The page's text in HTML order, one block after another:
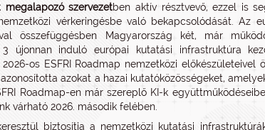
megalapozó szervezetben aktív résztvevő, ezzel is
vérkeringésbe való bekapcsolódását. Az
összefüggésben Magyarország két, már
induló európai kutatási infrastruktúra
os ESFRI Roadmap nemzetközi előkészületeivel
azokat a hazai kutatóközösségeket,
Roadmap-en már szereplő KI-k
várható 2026. második felében.
biztosítja a nemzetközi kutatási